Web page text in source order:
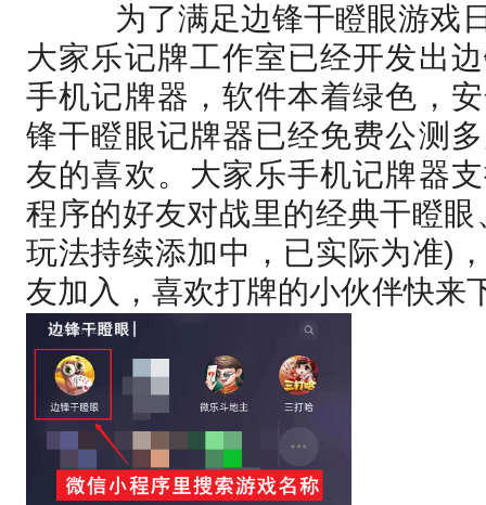
为了满足边锋干瞪眼游戏
大家乐记牌工作室已经开发出
手机记牌器，软件本着绿色，
锋干瞪眼记牌器已经免费公测
友的喜欢。大家乐手机记牌器
程序的好友对战里的经典干瞪
玩法持续添加中，已实际为准)
友加入，喜欢打牌的小伙伴快来